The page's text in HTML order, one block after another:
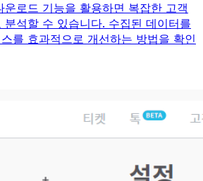
로드 기능을 활용하면 복잡한 고객
석할 수 있습니다. 수집된 데이터를
를 효과적으로 개선하는 방법을 확인